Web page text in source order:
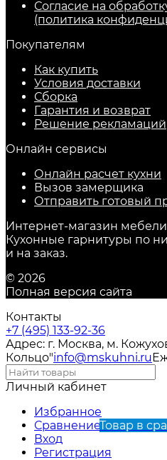
Согласие на
(политика
Покупателям
Как купить
Условия доставки
Сборка
Гарантия и возврат
Решение рекламаций
Онлайн сервисы
Онлайн расчет кухни
Вызов замерщика
Отправить готовый
Интернет-магазин
Кухонные гарнитуры по
и на заказ.
© 2026
Полная версия сайта
Контакты
+7 (495) 133-92-36
Адрес: г. Москва, м.
Кольцо"info@mskuhni.ru
Личный кабинет
Избранное
СравнениеТовар в
Вход
Регистрация